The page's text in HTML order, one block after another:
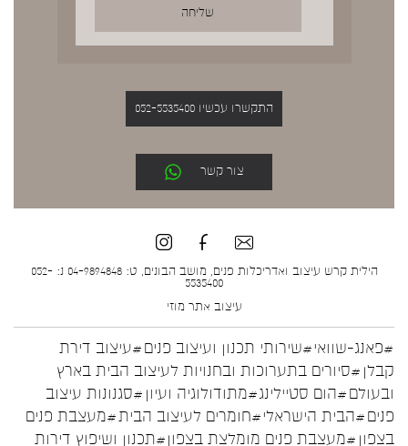
התקשרו עכשיו 052-5535400
צור קשר
הילית קרש עיצוב ואדריכלות פנים, מושב הבונים, ט: 04-9894848 נ: 052-
5535400
עיצוב אתר מוזי
#פאנג-שוואי#שירותי תכנון ועיצוב פנים#עיצוב דירת
קבלן #סיורים בתערוכות ובחנויות לעיצוב הבית בארץ
ובעולם#הום סטיילינג#מתודולוגיה ועיון #סגנונות עיצוב
פנים#הבית הישראלי#חומרים לעיצוב הבית#מעצבת פנים
בצפון #מעצבת פנים מומלצת בצפון#תכנון ושיפוץ דירות